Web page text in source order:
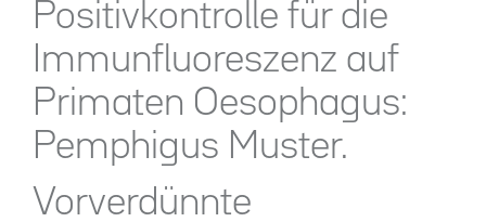
Positivkontrolle für die
Immunfluoreszenz auf
Primaten Oesophagus:
Pemphigus Muster.
Vorverdünnte